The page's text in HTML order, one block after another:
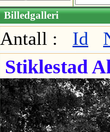
Billedgalleri
Antall : Id
Stiklestad